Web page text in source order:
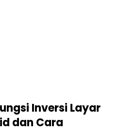
Inversi Layar
dan Cara